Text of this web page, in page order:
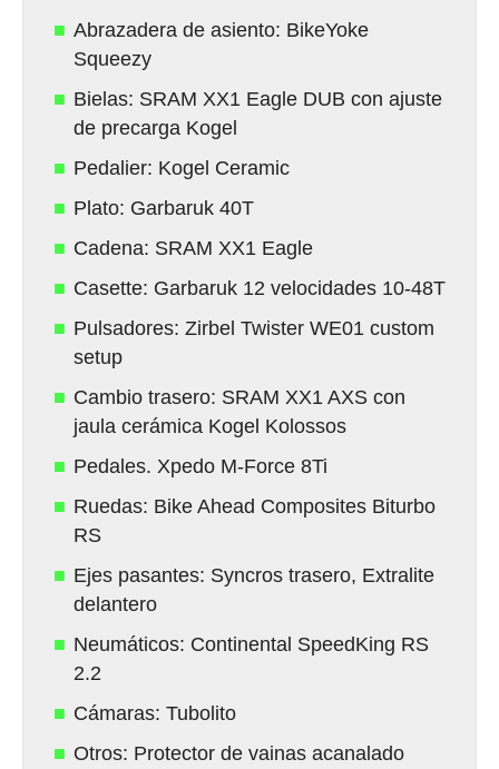
Abrazadera de asiento: BikeYoke
Squeezy
Bielas: SRAM XX1 Eagle DUB con ajuste
de precarga Kogel
Pedalier: Kogel Ceramic
Plato: Garbaruk 40T
Cadena: SRAM XX1 Eagle
Casette: Garbaruk 12 velocidades 10-48T
Pulsadores: Zirbel Twister WE01 custom
setup
Cambio trasero: SRAM XX1 AXS con
jaula cerámica Kogel Kolossos
Pedales. Xpedo M-Force 8Ti
Ruedas: Bike Ahead Composites Biturbo
RS
Ejes pasantes: Syncros trasero, Extralite
delantero
Neumáticos: Continental SpeedKing RS
2.2
Cámaras: Tubolito
Otros: Protector de vainas acanalado